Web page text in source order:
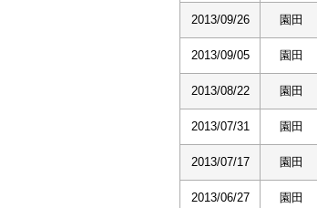
2013/09/26 園田
2013/09/05 園田
2013/08/22 園田
2013/07/31 園田
2013/07/17 園田
2013/06/27 園田